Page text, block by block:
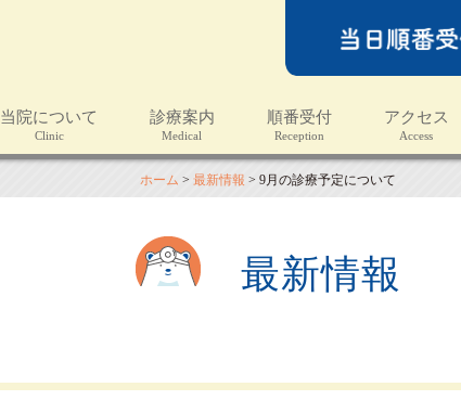
当院について
Clinic
診療案内
Medical
順番受付
Reception
アクセス
Access
ホーム > 最新情報 > 9月の診療予定について
最新情報